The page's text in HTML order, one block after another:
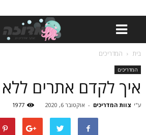
בית המדריכים
המדריכים
איך לקדם אתרים ללא
ע"י צוות המדריכים - אוקטובר 6, 2020 1977